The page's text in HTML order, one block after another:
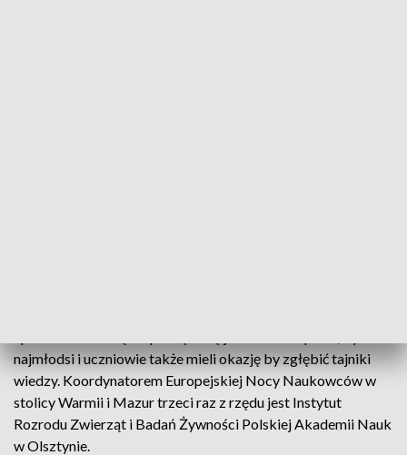
najmłodsi i uczniowie także mieli okazję by zgłębić tajniki
wiedzy. Koordynatorem Europejskiej Nocy Naukowców w
stolicy Warmii i Mazur trzeci raz z rzędu jest Instytut
Rozrodu Zwierząt i Badań Żywności Polskiej Akademii Nauk
w Olsztynie.